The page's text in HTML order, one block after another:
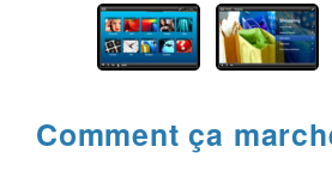
Comment ça